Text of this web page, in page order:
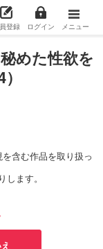
登録 ログイン メニュー
めた性欲を
含む作品を取り扱っ
ます。